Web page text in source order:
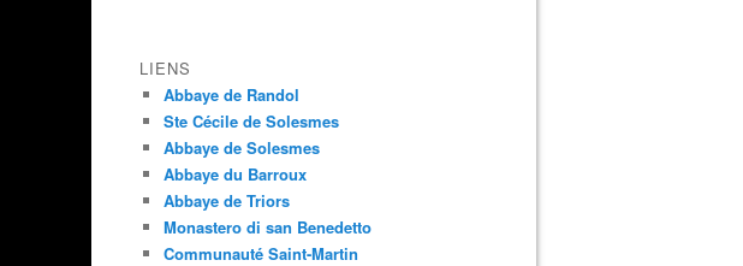
LIENS
Abbaye de Randol
Ste Cécile de Solesmes
Abbaye de Solesmes
Abbaye du Barroux
Abbaye de Triors
Monastero di san Benedetto
Communauté Saint-Martin